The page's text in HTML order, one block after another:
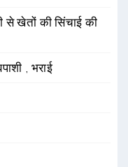
से खेतों की सिंचाई की
, भराई